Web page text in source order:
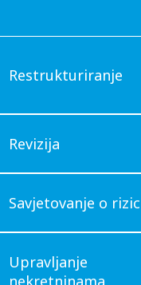
Restrukturiranje
Revizija
Savjetovanje o
Upravljanje
nekretninama